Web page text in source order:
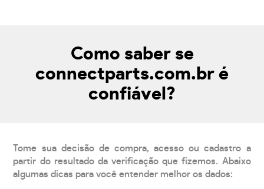
Como saber se
connectparts.com.br é
confiável?
Tome sua decisão de compra, acesso ou cadastro a
partir do resultado da verificação que fizemos. Abaixo
algumas dicas para você entender melhor os dados: